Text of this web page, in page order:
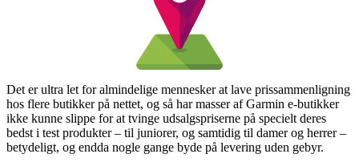
Det er ultra let for almindelige mennesker at lave prissammenligning
hos flere butikker på nettet, og så har masser af Garmin e-butikker
ikke kunne slippe for at tvinge udsalgspriserne på specielt deres
bedst i test produkter – til juniorer, og samtidig til damer og herrer –
betydeligt, og endda nogle gange byde på levering uden gebyr.